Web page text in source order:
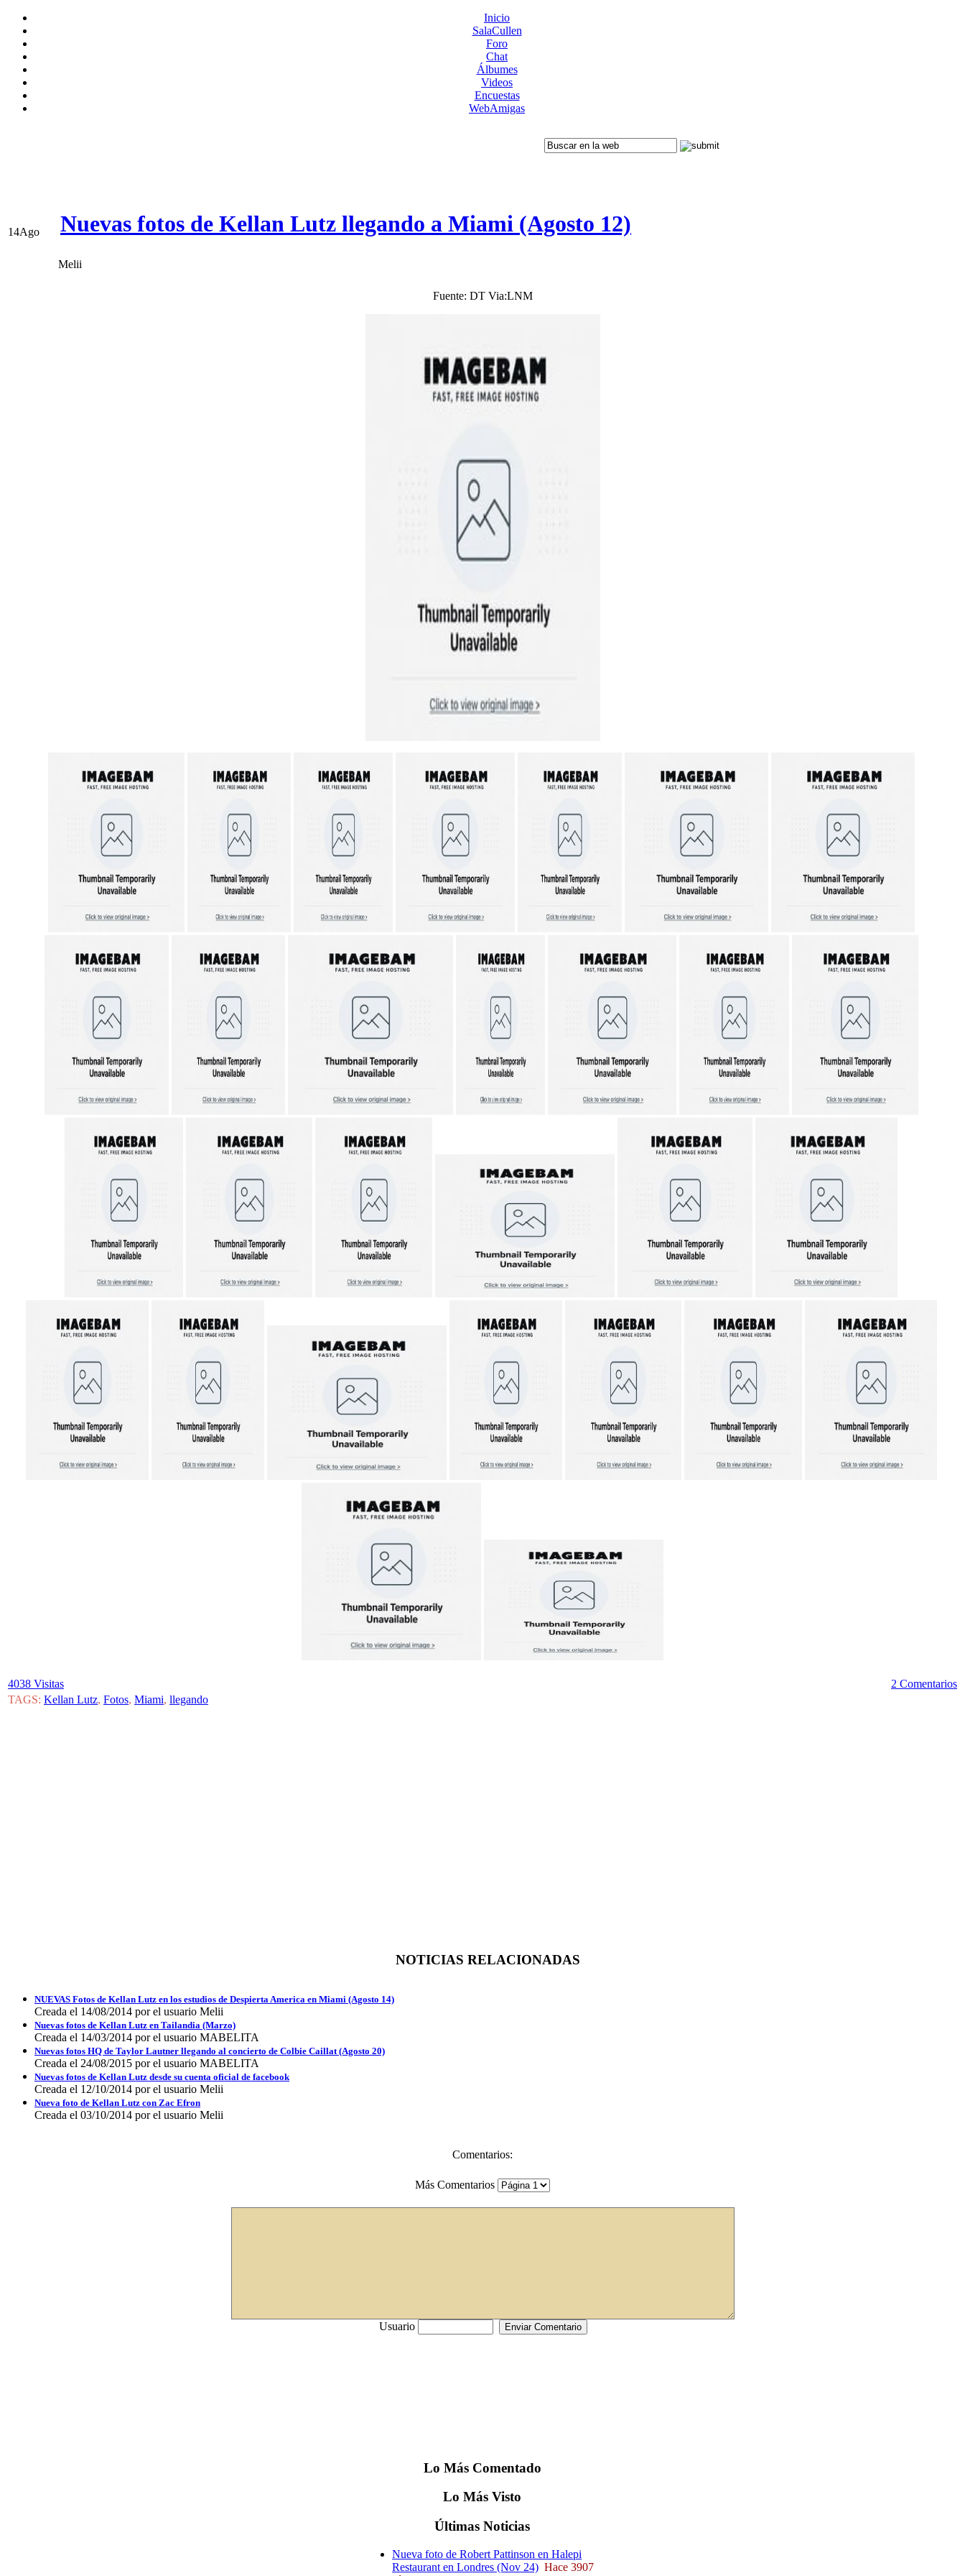
Inicio
SalaCullen
Foro
Chat
Álbumes
Videos
Encuestas
WebAmigas
14Ago Nuevas fotos de Kellan Lutz llegando a Miami (Agosto 12)
Melii
Fuente: DT Via:LNM
4038 Visitas
2 Comentarios
TAGS: Kellan Lutz, Fotos, Miami, llegando
NOTICIAS RELACIONADAS
NUEVAS Fotos de Kellan Lutz en los estudios de Despierta America en Miami (Agosto 14)
Creada el 14/08/2014 por el usuario Melii
Nuevas fotos de Kellan Lutz en Tailandia (Marzo)
Creada el 14/03/2014 por el usuario MABELITA
Nuevas fotos HQ de Taylor Lautner llegando al concierto de Colbie Caillat (Agosto 20)
Creada el 24/08/2015 por el usuario MABELITA
Nuevas fotos de Kellan Lutz desde su cuenta oficial de facebook
Creada el 12/10/2014 por el usuario Melii
Nueva foto de Kellan Lutz con Zac Efron
Creada el 03/10/2014 por el usuario Melii
Comentarios:
Más Comentarios
Usuario
Lo MásComentado
LoMás Visto
Últimas Noticias
Nueva foto de Robert Pattinson en Halepi
Restaurant en Londres (Nov 24) Hace 3907